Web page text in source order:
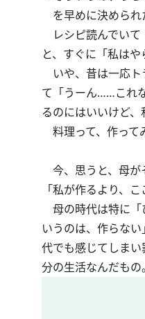
を早めに決められ
レシピ読んでいて
と、すぐに「私は
いや、昔は一応ト
て「うーん……これ
るのにはいいけど
料理って、作って
今、思うと、母が
「私が作るより、
母の時代は特に「
いうのは、作らな
代でも感じてしま
分の生活なんだもの。